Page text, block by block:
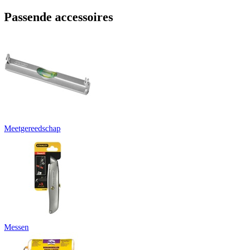
Passende accessoires
Meetgereedschap
Messen